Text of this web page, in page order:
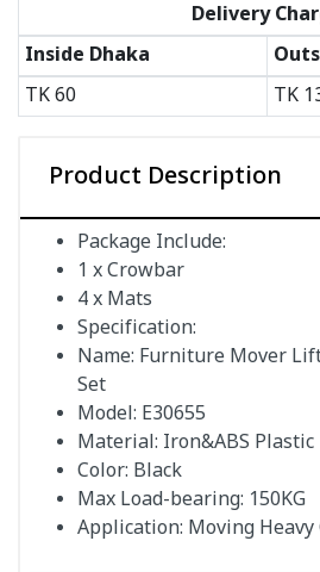
Delivery
Inside Dhaka
TK60 TK
Product Description
Package Include:
1 x Crowbar
4 x Mats
Specification:
Name: Furniture Mover
Set
Model: E30655
Material: Iron&ABS Plastic
Color: Black
Max Load-bearing: 150KG
Application: Moving Heavy